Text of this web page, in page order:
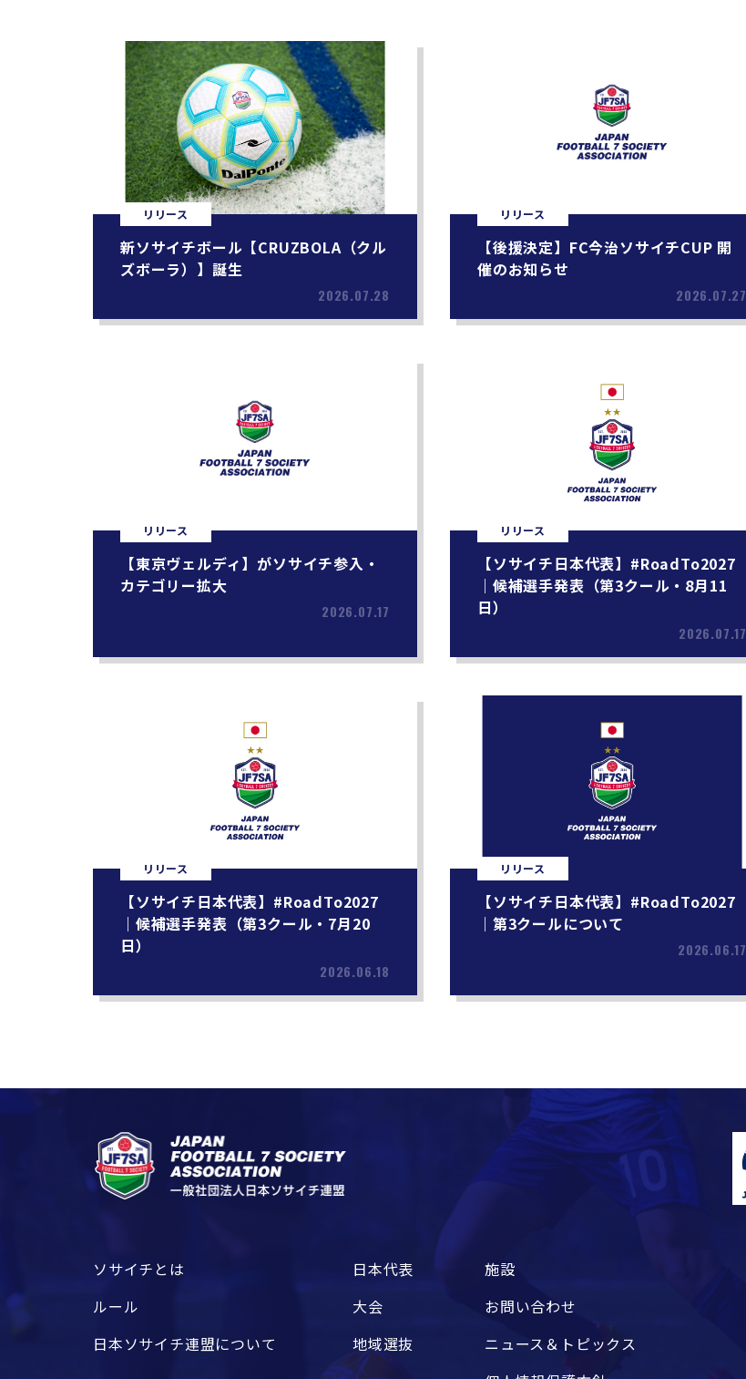
リリース
新ソサイチボール【CRUZBOLA（クル
ズボーラ）】誕生
2026.07.28
リリース
【後援決定】FC今治ソサイチCUP 開
催のお知らせ
2026.07.27
リリース
【東京ヴェルディ】がソサイチ参入・
カテゴリー拡大
2026.07.17
リリース
【ソサイチ日本代表】#RoadTo2027
｜候補選手発表（第3クール・8月11
日）
2026.07.17
リリース
【ソサイチ日本代表】#RoadTo2027
｜候補選手発表（第3クール・7月20
日）
2026.06.18
リリース
【ソサイチ日本代表】#RoadTo2027
｜第3クールについて
2026.06.17
ソサイチとは
ルール
日本ソサイチ連盟について
日本代表
大会
地域選抜
施設
お問い合わせ
ニュース＆トピックス